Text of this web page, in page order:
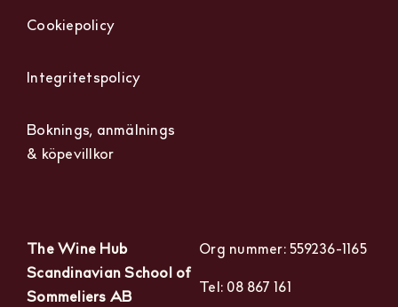
Cookiepolicy
Integritetspolicy
Boknings, anmälnings
& köpevillkor
The Wine Hub
Scandinavian School of
Sommeliers AB
Org nummer: 559236-1165
Tel: 08 867 161